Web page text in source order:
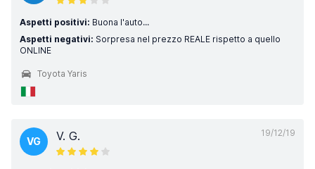
Aspetti positivi: Buona l'auto...
Aspetti negativi: Sorpresa nel prezzo REALE rispetto a quello
ONLINE
Toyota Yaris
19/12/19
VG V. G.